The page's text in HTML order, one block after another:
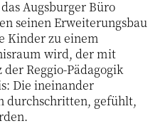
Augsburger Büro
seinen Erweiterungsbau
Kinder zu einem
wird, der mit
Reggio-Pädagogik
Die ineinander
durchschritten, gefühlt,